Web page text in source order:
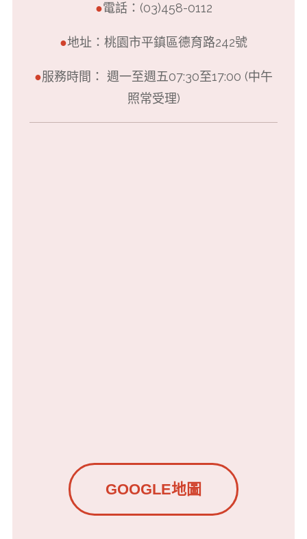
●電話：(03)458-0112
●地址：桃園市平鎮區德育路242號
●服務時間： 週一至週五07:30至17:00 (中午
照常受理)
GOOGLE地圖